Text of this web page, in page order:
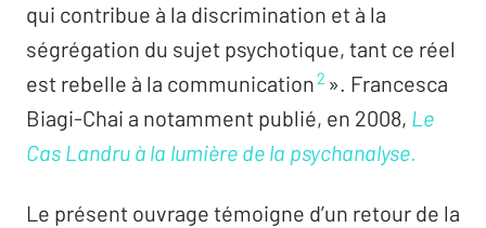
qui contribue à la discrimination et à la
ségrégation du sujet psychotique, tant ce réel
est rebelle à la communication 2 ». Francesca
Biagi-Chai a notamment publié, en 2008, Le
Cas Landru à la lumière de la psychanalyse.
Le présent ouvrage témoigne d’un retour de la